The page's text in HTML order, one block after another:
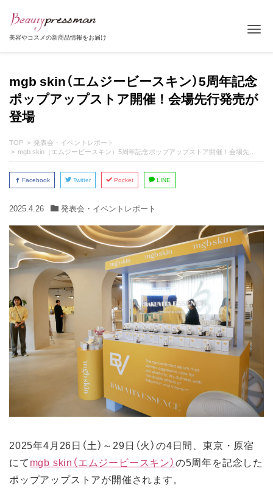
美容やコスメの新商品情報をお届け
mgb skin（エムジービースキン）5周年記念
ポップアップストア開催！会場先行発売が
登場
TOP
発表会・イベントレポート
mgb skin（エムジービースキン）5周年記念ポップアップストア開催！会場先行発売が登場
Facebook Twitter Pocket LINE
2025.4.26 発表会・イベントレポート
2025年4月26日（土）～29日（火）の4日間、東京・原宿
にてmgb skin（エムジービースキン）の5周年を記念した
ポップアップストアが開催されます。